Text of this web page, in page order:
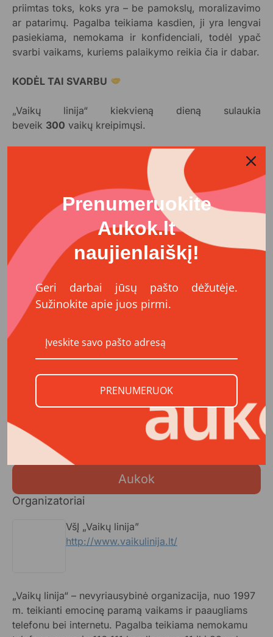
priimtas toks, koks yra – be pamokslų, moralizavimo
ar patarimų. Pagalba teikiama kasdien, ji yra lengvai
pasiekiama, nemokama ir konfidenciali, todėl ypač
svarbi vaikams, kuriems palaikymo reikia čia ir dabar.
KODĖL TAI SVARBU
„Vaikų linija“ kiekvieną dieną sulaukia
beveik 300 vaikų kreipimųsi.
Vaikai ir paaugliai kasdien susiduria su emociniais
sunkumais – nerimu, vienišumu, patyčiomis, santykių
problemomis, šeimos iššūkiais. Šie išgyvenimai juos
slegia ne mažiau nei suaugusiuosius, tačiau vaikai turi
gerokai mažiau vidinių ir išorinių resursų su jais
dorotis. Ne visi turi patikimą suaugusį, kuriam galėtų
saugiai atsiverti ar būti išgirsti.
KOKS POVEIKIS
Siekiame, kad daugiau vaikų ir paauglių jaustųsi
išgirsti, suprasti ir neliktų vieni su savo sunkumais.
Emocinė parama padeda laiku atpažinti problemas,
stiprina emocinį atsparumą, mažina krizinių situacijų
riziką, gelbėja gyvybes ir prisideda prie saugesnės,
empatiškesnės visuomenės kūrimo.
Tavo parama virsta pokalbiu, kuris leidžia vaikui
pasijusti matomu, girdimu ar net išgelbėti gyvybę.
Kiek atsiliepti padėsi tu?
Aukok
Organizatoriai
VšĮ „Vaikų linija”
http://www.vaikulinija.lt/
„Vaikų linija“ – nevyriausybinė organizacija, nuo 1997
m. teikianti emocinę paramą vaikams ir paaugliams
telefonu bei internetu. Pagalba teikiama nemokamu
Prenumeruokite
Aukok.lt
naujienlaiškį!
Geri darbai jūsų pašto dėžutėje.
Sužinokite apie juos pirmi.
PRENUMERUOK